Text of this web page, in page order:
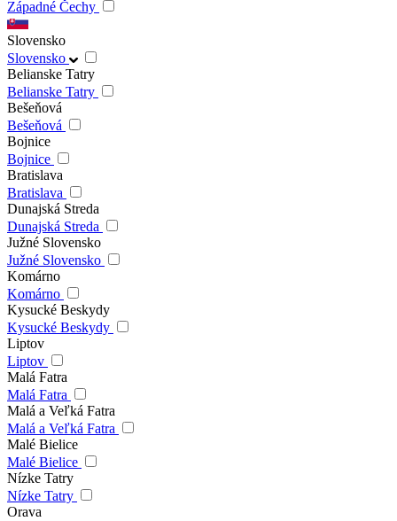
Západné Čechy
Slovensko
Slovensko
Belianske Tatry
Belianske Tatry
Bešeňová
Bešeňová
Bojnice
Bojnice
Bratislava
Bratislava
Dunajská Streda
Dunajská Streda
Južné Slovensko
Južné Slovensko
Komárno
Komárno
Kysucké Beskydy
Kysucké Beskydy
Liptov
Liptov
Malá Fatra
Malá Fatra
Malá a Veľká Fatra
Malá a Veľká Fatra
Malé Bielice
Malé Bielice
Nízke Tatry
Nízke Tatry
Orava